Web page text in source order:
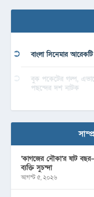
বাংলা সিনেমার
বুক পকেটের গল্প,
পছন্দের দশ নাটক
‘কাগজের নৌকা’র ষাট
ব্যক্তি সুচন্দা
আগস্ট ৫, ২০২৬